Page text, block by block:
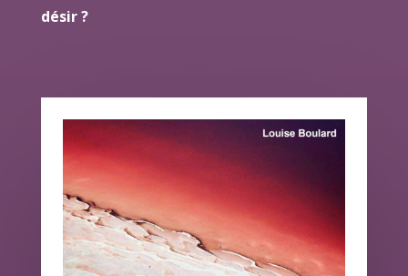
désir ?